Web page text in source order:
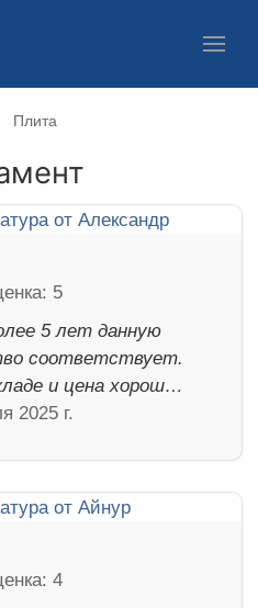
Плита
5 лет данную
соответствует.
и цена хорош…
2025 г.